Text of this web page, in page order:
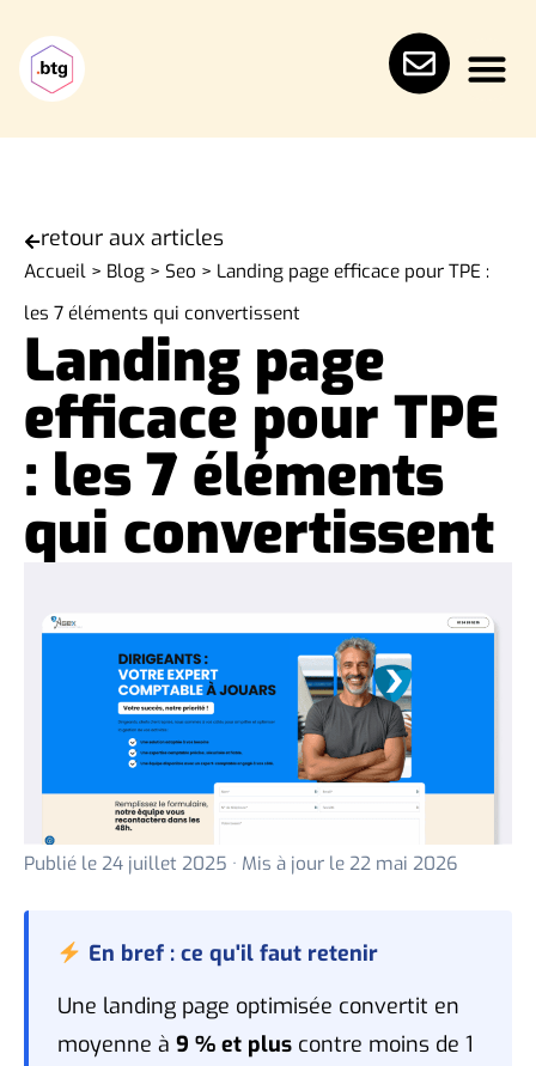
retour aux articles
Accueil > Blog > Seo > Landing page efficace pour TPE :
les 7 éléments qui convertissent
Landing page
efficace pour TPE
: les 7 éléments
qui convertissent
Publié le 24 juillet 2025 · Mis à jour le 22 mai 2026
En bref : ce qu'il faut retenir
Une landing page optimisée convertit en
moyenne à 9 % et plus contre moins de 1